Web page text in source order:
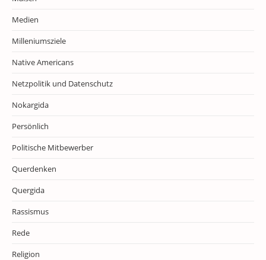
Medien
Milleniumsziele
Native Americans
Netzpolitik und Datenschutz
Nokargida
Persönlich
Politische Mitbewerber
Querdenken
Quergida
Rassismus
Rede
Religion